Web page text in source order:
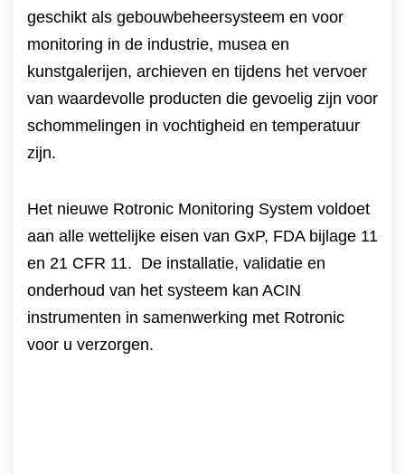
geschikt als gebouwbeheersysteem en voor
monitoring in de industrie, musea en
kunstgalerijen, archieven en tijdens het vervoer
van waardevolle producten die gevoelig zijn voor
schommelingen in vochtigheid en temperatuur
zijn.
Het nieuwe Rotronic Monitoring System voldoet
aan alle wettelijke eisen van GxP, FDA bijlage 11
en 21 CFR 11. De installatie, validatie en
onderhoud van het systeem kan ACIN
instrumenten in samenwerking met Rotronic
voor u verzorgen.